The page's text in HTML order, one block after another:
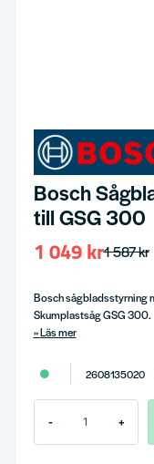
Bosch
till GSG 300
1 587 kr
1 049 kr
Bosch sågbladsstyrning
Skumplastsåg GSG 300.
Läs mer
2608135020
- +